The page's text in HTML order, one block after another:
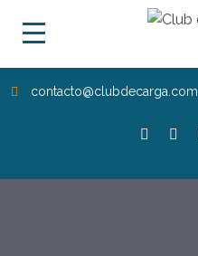
contacto@clubdecarga.com